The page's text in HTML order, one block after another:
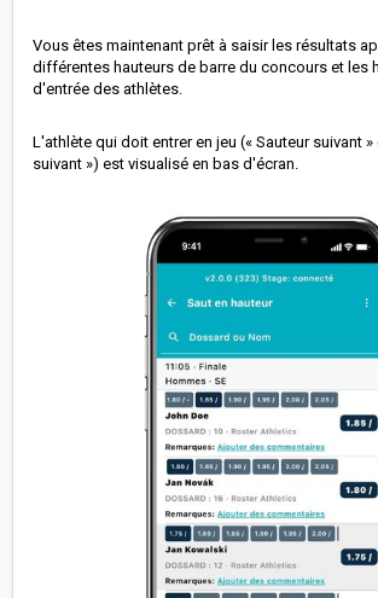
Vous êtes maintenant prêt à saisir les résultats
différentes hauteurs de barre du concours et les
d'entrée des athlètes.
L'athlète qui doit entrer en jeu (« Sauteur suivant »
suivant ») est visualisé en bas d'écran.